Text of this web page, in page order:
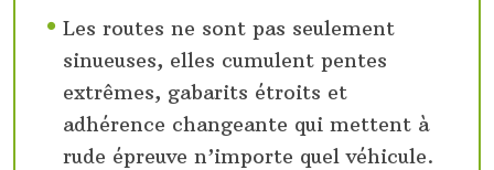
Les routes ne sont pas seulement
sinueuses, elles cumulent pentes
extrêmes, gabarits étroits et
adhérence changeante qui mettent à
rude épreuve n’importe quel véhicule.